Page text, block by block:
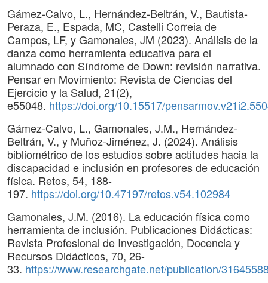
Gámez-Calvo, L., Hernández-Beltrán, V., Bautista-
Peraza, E., Espada, MC, Castelli Correia de
Campos, LF, y Gamonales, JM (2023). Análisis de la
danza como herramienta educativa para el
alumnado con Síndrome de Down: revisión narrativa.
Pensar en Movimiento: Revista de Ciencias del
Ejercicio y la Salud, 21(2),
e55048. https://doi.org/10.15517/
Gámez-Calvo, L., Gamonales, J.M., Hernández-
Beltrán, V., y Muñoz-Jiménez, J. (2024). Análisis
bibliométrico de los estudios sobre actitudes hacia la
discapacidad e inclusión en profesores de educación
física. Retos, 54, 188-
197. https://doi.org/10.47197/retos.v54.102984
Gamonales, J.M. (2016). La educación física como
herramienta de inclusión. Publicaciones Didácticas:
Revista Profesional de Investigación, Docencia y
Recursos Didácticos, 70, 26-
33. https://www.researchgate.net/publication/